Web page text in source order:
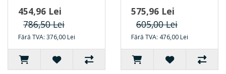
454,96 Lei
786,50 Lei
Fără TVA: 376,00 Lei
575,96 Lei
605,00 Lei
Fără TVA: 476,00 Lei